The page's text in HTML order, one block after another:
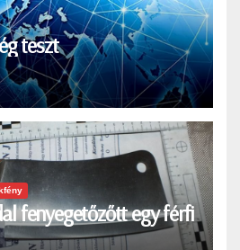
teszt
fenyegetőzőtt egy férfi